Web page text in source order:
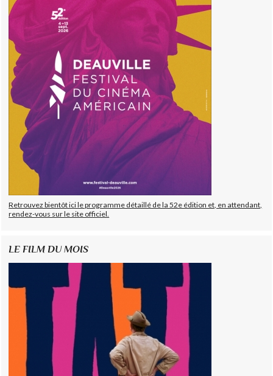
Retrouvez bientôt ici le programme détaillé de la 52e édition et, en attendant,
rendez-vous sur le site officiel.
LE FILM DU MOIS